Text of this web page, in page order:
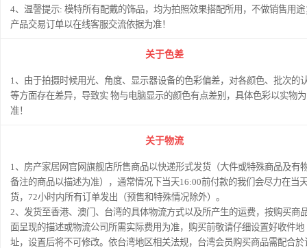
4、温謦提示: 模特所有配戴的饰品，均为拍照效果搭配所用，不做销售用途
产品交易订单以在线客服交流依据为准！
关于色差
1、由于拍摄时候用光、角度、显示器设备的色彩偏差，对各颜色、批次的
等方面存在差异，导致实 物与电脑显示的颜色有点差别，具体色彩以实物为
准！
关于物流
1、房产家居网官网旗舰店所售商品以快递形式发货（大件或特殊商品及有
备注的商品以描述为准），通常情况下当天16:00前付款的我们会尽力在当
货，72小时内所有订单发出（预售和特殊情况除外）。
2、发货至香港、澳门、台湾的具体物流方式以及所产生的运费，按购买商
面呈现的描述或物流公司所需实际费用为准，购买前敬请仔细设置好收件地
址，设置后将不可修改。依台湾地区相关法规，台湾会员购买商品需配合於